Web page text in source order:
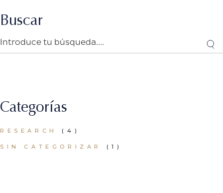
Buscar
Categorías
RESEARCH (4)
SIN CATEGORIZAR (1)